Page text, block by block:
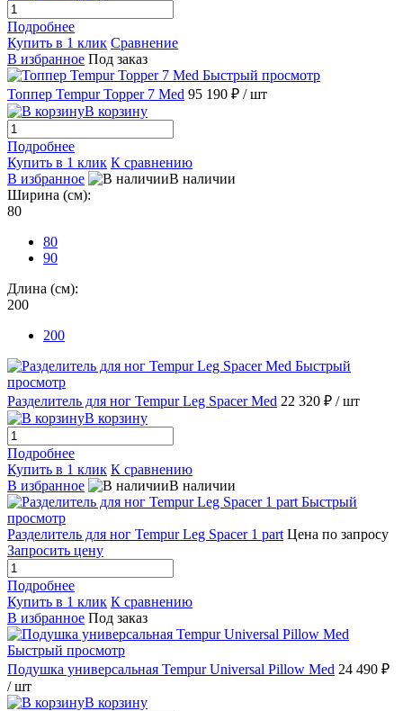
Подробнее
Купить в 1 клик Сравнение
В избранное Под заказ
Быстрый просмотр
Топпер Tempur Topper 7 Med 95 190 ₽ / шт
В корзину
Подробнее
Купить в 1 клик К сравнению
В избранное
В наличии
Ширина (см):
80
80
90
Длина (см):
200
200
Быстрый
просмотр
Разделитель для ног Tempur Leg Spacer Med 22 320 ₽ / шт
В корзину
Подробнее
Купить в 1 клик К сравнению
В избранное
В наличии
Быстрый
просмотр
Разделитель для ног Tempur Leg Spacer 1 part Цена по запросу
Запросить цену
Подробнее
Купить в 1 клик К сравнению
В избранное Под заказ
Быстрый просмотр
Подушка универсальная Tempur Universal Pillow Med 24 490 ₽
/ шт
В корзину